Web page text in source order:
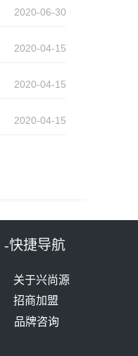
2020-06-30
2020-04-15
2020-04-15
2020-04-15
招商加盟
关于兴尚源
品牌咨询
-快捷导航